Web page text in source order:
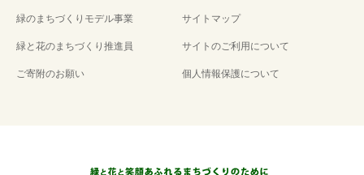
緑のまちづくりモデル事業
緑と花のまちづくり推進員
ご寄附のお願い
サイトマップ
サイトのご利用について
個人情報保護について